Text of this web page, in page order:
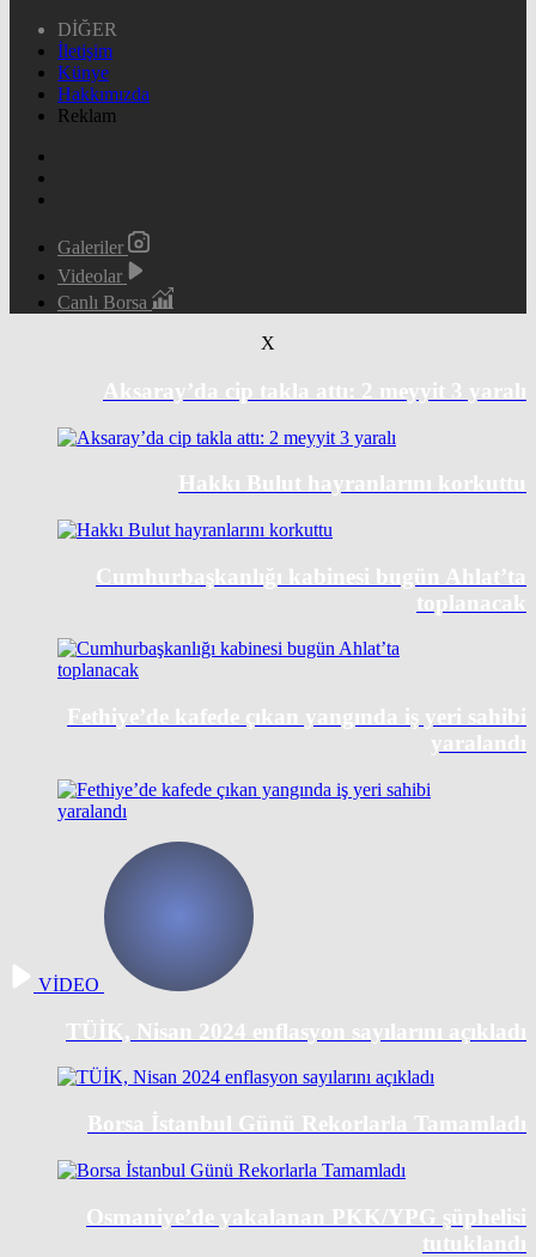
DİĞER
İletişim
Künye
Hakkımızda
Reklam
Galeriler
Videolar
Canlı Borsa
X
Aksaray’da cip takla attı: 2 meyyit 3 yaralı
Hakkı Bulut hayranlarını korkuttu
Cumhurbaşkanlığı kabinesi bugün Ahlat’ta
toplanacak
Fethiye’de kafede çıkan yangında iş yeri sahibi
yaralandı
VİDEO
TÜİK, Nisan 2024 enflasyon sayılarını açıkladı
Borsa İstanbul Günü Rekorlarla Tamamladı
Osmaniye’de yakalanan PKK/YPG şüphelisi
tutuklandı